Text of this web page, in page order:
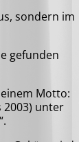
sondern im
gefunden
Motto:
2003) unter